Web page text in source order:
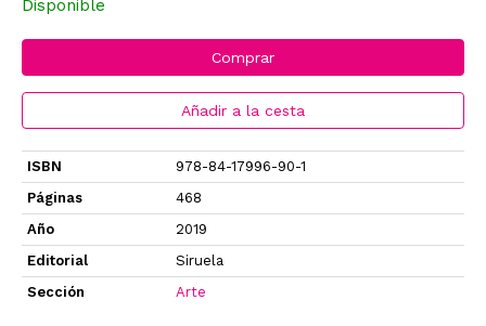
Disponible
Comprar
Añadir a la cesta
ISBN
978-84-17996-90-1
Páginas
468
Año
2019
Editorial
Siruela
Sección
Arte